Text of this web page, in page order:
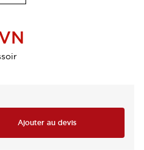
Ajouter au devis